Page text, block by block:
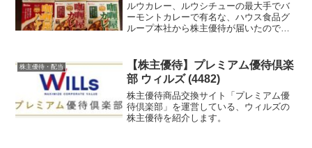
ルウカレー、ルウシチューの最大手でバ
ーモントカレーで有名な、ハウス食品グ
ループ本社から株主優待が届いたので紹
株主優待・配当
【株主優待】プレミアム優待倶楽
部 ウィルズ (4482)
株主優待商品交換サイト「プレミアム優
待倶楽部」を運営している、ウィルズの
株主優待を紹介します。